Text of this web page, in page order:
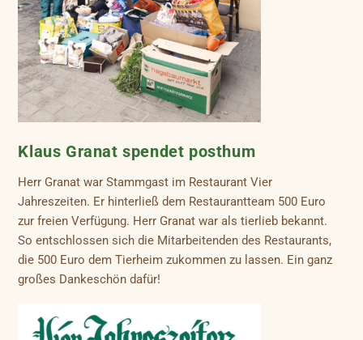
Klaus Granat spendet posthum
Herr Granat war Stammgast im Restaurant Vier
Jahreszeiten. Er hinterließ dem Restaurantteam 500 Euro
zur freien Verfügung. Herr Granat war als tierlieb bekannt.
So entschlossen sich die Mitarbeitenden des Restaurants,
die 500 Euro dem Tierheim zukommen zu lassen. Ein ganz
großes Dankeschön dafür!